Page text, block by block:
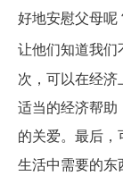
好地安慰父母呢
让他们知道我
次，可以在经
适当的经济帮
的关爱。最后
生活中需要的东